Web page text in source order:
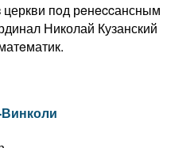
пoд рeнeccансным
Николай Кузанский